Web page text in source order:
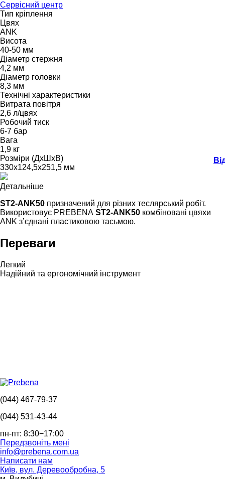
Сервісний центр
Тип кріплення
Цвях
ANK
Висота
40-50 мм
Діаметр стержня
4,2 мм
Діаметр головки
8,3 мм
Технічні характеристики
Витрата повітря
2,6 л/цвях
Робочий тиск
6-7 бар
Вага
1,9 кг
Розміри (ДхШхВ)
330х124,5х251,5 мм
Детальніше
ST2-ANK50 призначений для різних теслярський робіт.
Використовує PREBENA ST2-ANK50 комбіновані цвяхи
ANK з’єднані пластиковою тасьмою.
Переваги
Легкий
Надійний та ергономічний інструмент
(044) 467-79-37
(044) 531-43-44
пн-пт: 8:30−17:00
Передзвоніть мені
info@prebena.com.ua
Написати нам
Київ, вул. Деревообробна, 5